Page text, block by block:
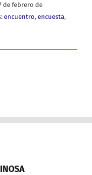
de febrero de
encuentro, encuesta,